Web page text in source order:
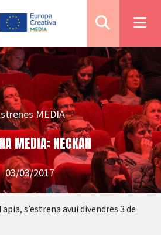
MEDIA
MEDIA: NECKAN
03/03/2017
s’estrena avui divendres 3 de